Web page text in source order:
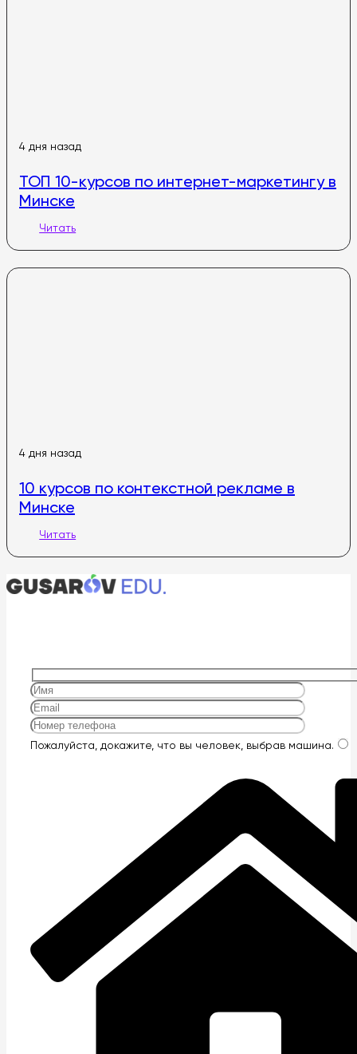
4 дня назад
ТОП 10-курсов по интернет-маркетингу в
Минске
Читать
4 дня назад
10 курсов по контекстной рекламе в
Минске
Читать
Оставьте
Пожалуйста, докажите, что вы человек, выбрав машина.